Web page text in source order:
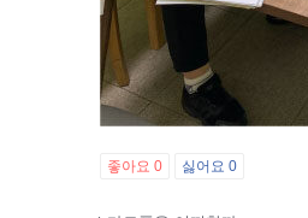
좋아요 0 싫어요 0